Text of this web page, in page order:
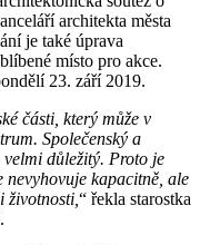
architekta města
je také úprava
místo pro akce.
23. září 2019.
části, který může v
Společenský a
důležitý. Proto je
nevyhovuje kapacitně, ale
“ řekla starostka